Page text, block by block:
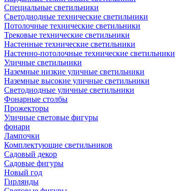
Специальные светильники
Светодиодные технические светильники
Потолочные технические светильники
Трековые технические светильники
Настенные технические светильники
Настенно-потолочные технические светильники
Уличные светильники
Наземные низкие уличные светильники
Наземные высокие уличные светильники
Светодиодные уличные светильники
Фонарные столбы
Прожекторы
Уличные световые фигуры
фонари
Лампочки
Комплектующие светильников
Садовый декор
Садовые фигуры
Новый год
Гирлянды